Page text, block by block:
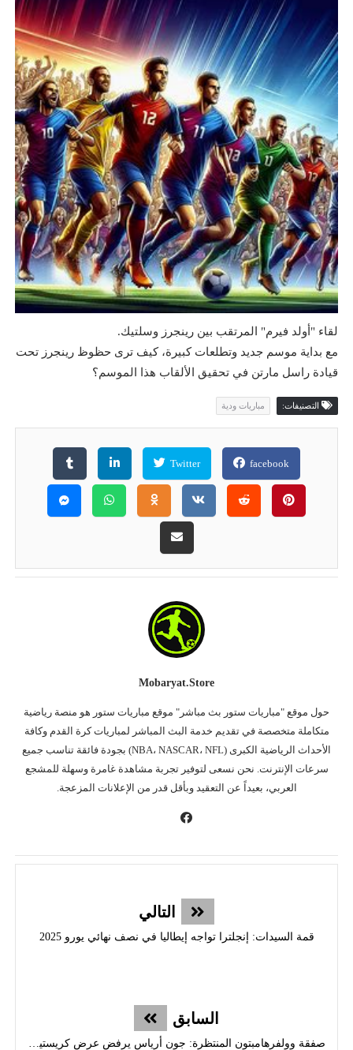
لقاء "أولد فيرم" المرتقب بين رينجرز وسلتيك.
مع بداية موسم جديد وتطلعات كبيرة، كيف ترى حظوظ رينجرز تحت
قيادة راسل مارتن في تحقيق الألقاب هذا الموسم؟
التصنيفات: مباريات ودية
facebook
Twitter
Mobaryat.store
حول موقع "مباريات ستور بث مباشر" موقع مباريات ستور هو منصة رياضية
متكاملة متخصصة في تقديم خدمة البث المباشر لمباريات كرة القدم وكافة
الأحداث الرياضية الكبرى (NBA، NASCAR، NFL) بجودة فائقة تناسب جميع
سرعات الإنترنت. نحن نسعى لتوفير تجربة مشاهدة غامرة وسهلة للمشجع
العربي، بعيداً عن التعقيد وبأقل قدر من الإعلانات المزعجة.
التالي
قمة السيدات: إنجلترا تواجه إيطاليا في نصف نهائي يورو 2025
السابق
صفقة وولفرهامبتون المنتظرة: جون أرياس يرفض عرض كريستيانو رونالدو